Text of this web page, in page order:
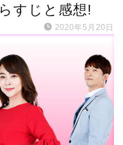
すじと感想!
2020年5月20日